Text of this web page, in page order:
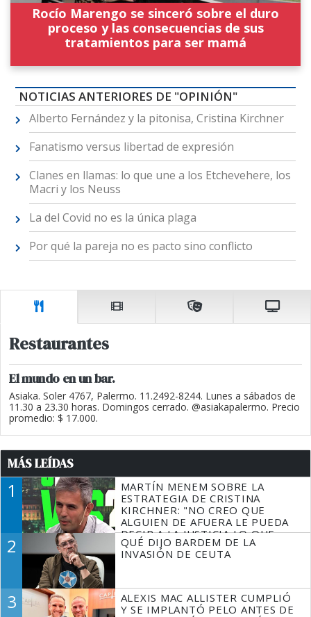
Rocío Marengo se sinceró sobre el duro
proceso y las consecuencias de sus
tratamientos para ser mamá
NOTICIAS ANTERIORES DE "OPINIÓN"
Alberto Fernández y la pitonisa, Cristina Kirchner
Fanatismo versus libertad de expresión
Clanes en llamas: lo que une a los Etchevehere, los
Macri y los Neuss
La del Covid no es la única plaga
Por qué la pareja no es pacto sino conflicto
Restaurantes
El mundo en un bar.
Asiaka. Soler 4767, Palermo. 11.2492-8244. Lunes a sábados de
11.30 a 23.30 horas. Domingos cerrado. @asiakapalermo. Precio
promedio: $ 17.000.
MÁS LEÍDAS
1
MARTÍN MENEM SOBRE LA
ESTRATEGIA DE CRISTINA
KIRCHNER: "NO CREO QUE
ALGUIEN DE AFUERA LE PUEDA
DECIR A LA JUSTICIA LO QUE
TIENE QUE HACER"
2
QUÉ DIJO BARDEM DE LA
INVASIÓN DE CEUTA
3
ALEXIS MAC ALLISTER CUMPLIÓ
Y SE IMPLANTÓ PELO ANTES DE